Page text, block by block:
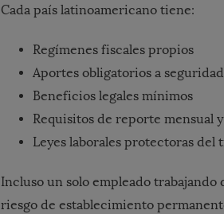
Cada país latinoamericano tiene:
Regímenes fiscales propios
Aportes obligatorios a
Beneficios legales mínimos
Requisitos de reporte mensual
Leyes laborales protectoras del
Incluso un solo empleado
riesgo de establecimiento